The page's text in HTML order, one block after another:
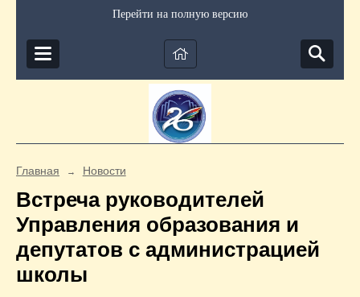
Перейти на полную версию
Главная → Новости
Встреча руководителей
Управления образования и
депутатов с администрацией
школы